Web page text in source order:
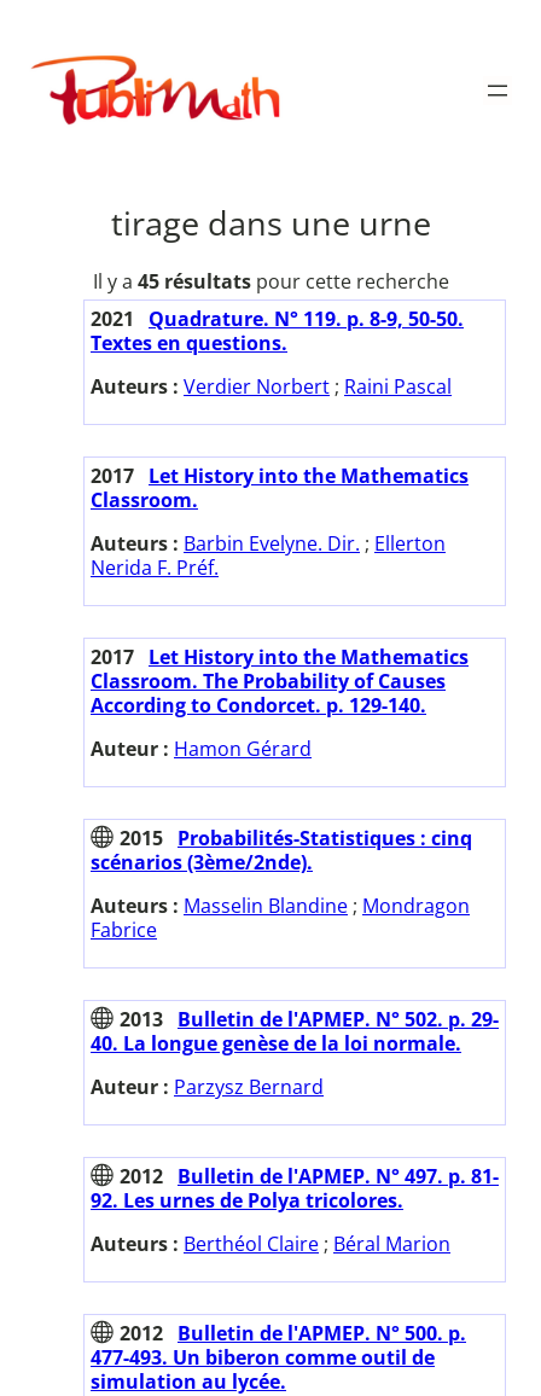
contenu
Publimath
tirage dans une urne
Il y a 45 résultatspour cette recherche
2021
Quadrature. N° 119. p. 8-9, 50-50.
Textes en questions.
Auteurs : Verdier Norbert ; Raini Pascal
2017 Let History into the Mathematics
Classroom.
Auteurs : Barbin Evelyne. Dir. ; Ellerton
Nerida F. Préf.
2017 Let History into the Mathematics
Classroom. The Probability of Causes
According to Condorcet. p. 129-140.
Auteur : Hamon Gérard
2015 Probabilités-Statistiques : cinq
scénarios (3ème/2nde).
Auteurs : Masselin Blandine ; Mondragon
Fabrice
2013 Bulletin de l'APMEP. N° 502. p. 29-
40. La longue genèse de la loi normale.
Auteur : Parzysz Bernard
2012 Bulletin de l'APMEP. N° 497. p. 81-
92. Les urnes de Polya tricolores.
Auteurs : Berthéol Claire ; Béral Marion
2012 Bulletin de l'APMEP. N° 500. p.
477-493. Un biberon comme outil de
simulation au lycée.